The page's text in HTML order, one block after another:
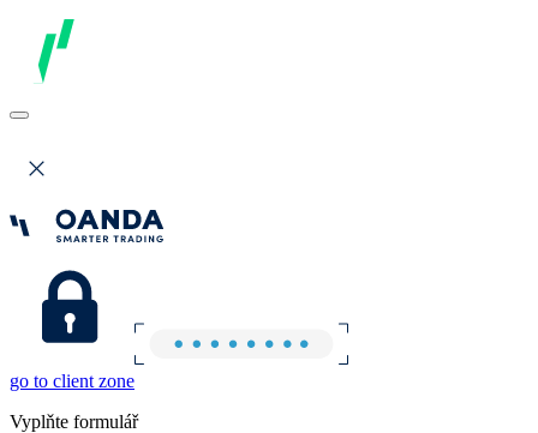
go to client zone
Vyplňte formulář